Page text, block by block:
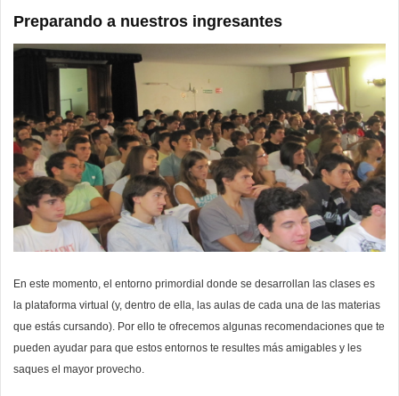
Preparando a nuestros ingresantes
En este momento, el entorno primordial donde se desarrollan las clases es
la plataforma virtual (y, dentro de ella, las aulas de cada una de las materias
que estás cursando). Por ello te ofrecemos algunas recomendaciones que te
pueden ayudar para que estos entornos te resultes más amigables y les
saques el mayor provecho.